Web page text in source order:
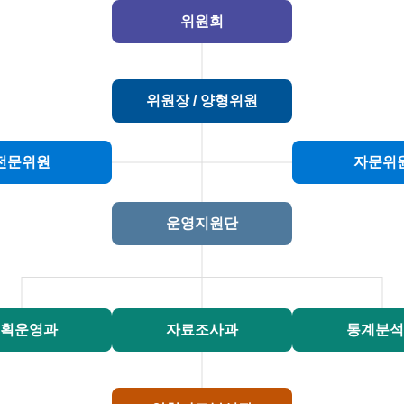
위원회
위원장 / 양형위원
문위원 자문위
운영지원단
운영과 자료조사과 통계분